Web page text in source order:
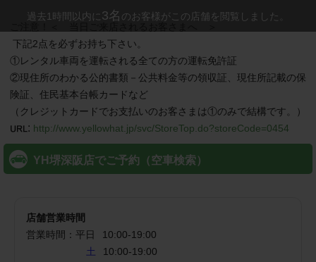
①レンタル車両を運転される全ての方の運転免許証
②現住所のわかる公的書類－公共料金等の領収証、現住所記載の保
険証、住民基本台帳カードなど
（クレジットカードでお支払いのお客さまは①のみで結構です。）
: http://www.yellowhat.jp/svc/StoreTop.do?storeCode=0454
YH堺深阪店でご予約（空車検索）
店舗営業時間
営業時間： 平日 10:00-19:00
土
10:00-19:00
過去1時間以内に 3名 のお客様がこの店舗を閲覧しました。